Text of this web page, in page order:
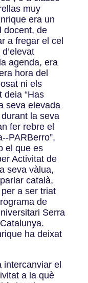
muy
era un
docent, de
a fregar el cel
agenda, era
hora del
ni els
deia “Has
seva elevada
la seva
fer rebre el
el que es
Activitat de
seva vàlua,
català,
a ser triat
de
Serra
ha deixat
intercanviar el
a la què